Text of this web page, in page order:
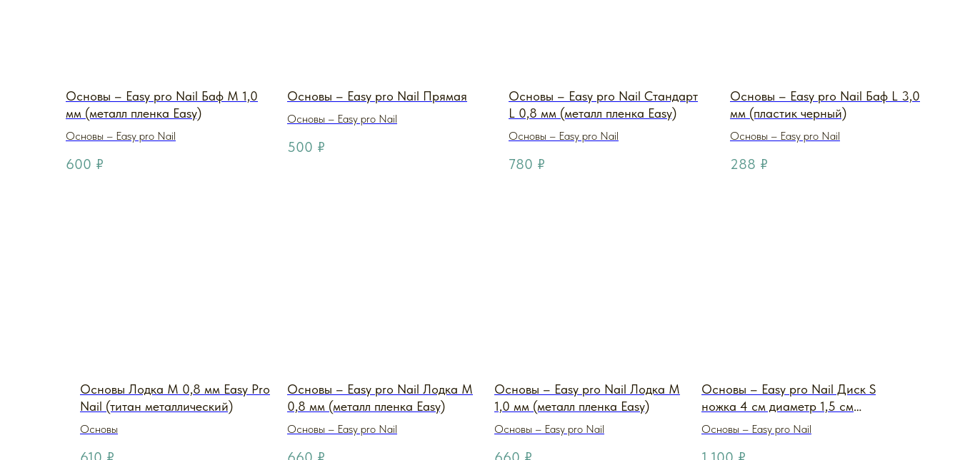
Основы – Easy pro Nail Баф M 1,0
мм (металл пленка Easy)
Основы – Easy pro Nail
600 ₽
Основы – Easy pro Nail Прямая
Основы – Easy pro Nail
500 ₽
Основы – Easy pro Nail Стандарт
L 0,8 мм (металл пленка Easy)
Основы – Easy pro Nail
780 ₽
Основы – Easy pro Nail Баф L 3,0
мм (пластик черный)
Основы – Easy pro Nail
288 ₽
Основы Лодка M 0,8 мм Easy Pro
Nail (титан металлический)
Основы
Основы – Easy pro Nail Лодка M
0,8 мм (металл пленка Easy)
Основы – Easy pro Nail
Основы – Easy pro Nail Лодка M
1,0 мм (металл пленка Easy)
Основы – Easy pro Nail
Основы – Easy pro Nail Диск S
ножка 4 см диаметр 1,5 см
Carbon (металл carbon
металлический)
Основы – Easy pro Nail